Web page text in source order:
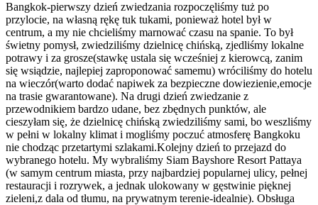
Bangkok-pierwszy dzień zwiedzania rozpoczęliśmy tuż po
przylocie, na własną rękę tuk tukami, ponieważ hotel był w
centrum, a my nie chcieliśmy marnować czasu na spanie. To był
świetny pomysł, zwiedziliśmy dzielnicę chińską, zjedliśmy lokalne
potrawy i za grosze(stawkę ustala się wcześniej z kierowcą, zanim
się wsiądzie, najlepiej zaproponować samemu) wróciliśmy do hotelu
na wieczór(warto dodać napiwek za bezpieczne dowiezienie,emocje
na trasie gwarantowane). Na drugi dzień zwiedzanie z
przewodnikiem bardzo udane, bez zbędnych punktów, ale
cieszyłam się, że dzielnicę chińską zwiedziliśmy sami, bo weszliśmy
w pełni w lokalny klimat i mogliśmy poczuć atmosferę Bangkoku
nie chodząc przetartymi szlakami.Kolejny dzień to przejazd do
wybranego hotelu. My wybraliśmy Siam Bayshore Resort Pattaya
(w samym centrum miasta, przy najbardziej popularnej ulicy, pełnej
restauracji i rozrywek, a jednak ulokowany w gęstwinie pięknej
zieleni,z dala od tłumu, na prywatnym terenie-idealnie). Obsługa